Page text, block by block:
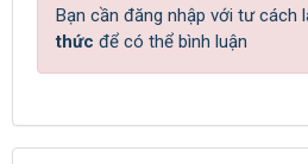
Bạn cần đăng nhập với tư cách
thức để có thể bình luận